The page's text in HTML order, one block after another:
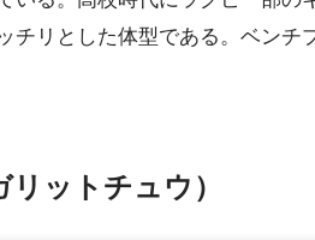
チリとした体型である。ベンチ
ットチュウ）